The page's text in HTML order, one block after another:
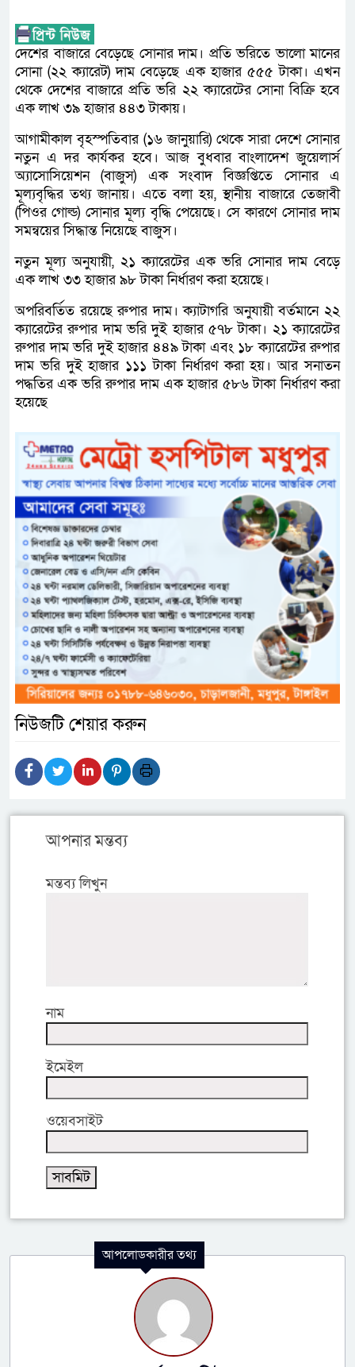
দেশের বাজারে বেড়েছে সোনার দাম। প্রতি ভরিতে ভালো মানের
সোনা (২২ ক্যারেট) দাম বেড়েছে এক হাজার ৫৫৫ টাকা। এখন
থেকে দেশের বাজারে প্রতি ভরি ২২ ক্যারেটের সোনা বিক্রি হবে
এক লাখ ৩৯ হাজার ৪৪৩ টাকায়।
আগামীকাল বৃহস্পতিবার (১৬ জানুয়ারি) থেকে সারা দেশে সোনার
নতুন এ দর কার্যকর হবে। আজ বুধবার বাংলাদেশ জুয়েলার্স
অ্যাসোসিয়েশন (বাজুস) এক সংবাদ বিজ্ঞপ্তিতে সোনার এ
মূল্যবৃদ্ধির তথ্য জানায়। এতে বলা হয়, স্থানীয় বাজারে তেজাবী
(পিওর গোল্ড) সোনার মূল্য বৃদ্ধি পেয়েছে। সে কারণে সোনার দাম
সমন্বয়ের সিদ্ধান্ত নিয়েছে বাজুস।
নতুন মূল্য অনুযায়ী, ২১ ক্যারেটের এক ভরি সোনার দাম বেড়ে
এক লাখ ৩৩ হাজার ৯৮ টাকা নির্ধারণ করা হয়েছে।
অপরিবর্তিত রয়েছে রুপার দাম। ক্যাটাগরি অনুযায়ী বর্তমানে ২২
ক্যারেটের রুপার দাম ভরি দুই হাজার ৫৭৮ টাকা। ২১ ক্যারেটের
রুপার দাম ভরি দুই হাজার ৪৪৯ টাকা এবং ১৮ ক্যারেটের রুপার
দাম ভরি দুই হাজার ১১১ টাকা নির্ধারণ করা হয়। আর সনাতন
পদ্ধতির এক ভরি রুপার দাম এক হাজার ৫৮৬ টাকা নির্ধারণ করা
হয়েছে
নিউজটি শেয়ার করুন
আপনার মন্তব্য
মন্তব্য লিখুন
নাম
ইমেইল
ওয়েবসাইট
আপলোডকারীর তথ্য